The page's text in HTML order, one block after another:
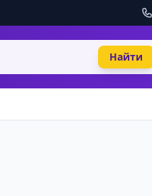
Найти